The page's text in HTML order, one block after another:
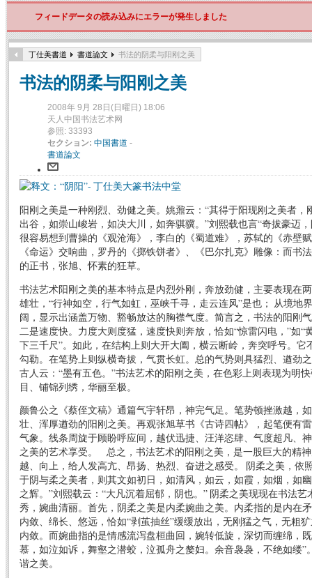
フィードデータの読み込みにエラーが発生しました
丁仕美書道 書道論文 书法的阴柔与阳刚之美
书法的阴柔与阳刚之美
2008年 9月 28日(日曜日) 18:06
天人中国书法艺术网
参照: 33393
セクション: 中国書道 -
書道論文
阳刚之美是一种刚烈、劲健之美。姚鼐云：“其得于阳现刚之美者
出谷，如崇山峻岩，如决大川，如奔骐骥。”刘熙载也言“奇拔豪迈
很容易想到曹操的《观沧海》，李白的《蜀道难》，苏轼的《赤壁
《命运》交响曲，罗丹的《掷铁饼者》、《巴尔扎克》雕像：而书
的正书，张旭、怀素的狂草。
书法艺术阳刚之美的基本特点是内烈外刚，奔放劲健，主要表现在
雄壮，“行神如空，行气如虹，巫峡千寻，走云连风”是也； 从境地
阔，显示出涵盖万物、豁畅放达的胸襟气度。简言之，书法的阳刚
二是速度快。力度大则度猛，速度快则奔放，恰如“惊雷闪电，”如“
下三千尺”。如此，在结构上则大开大阖，横云断岭，奔突呼号。它
勾勒。在笔势上则纵横奇拔，气贯长虹。总的气势则具猛烈、遒
古人云：“墨有五色。”书法艺术的阳刚之美，在色彩上则表现为明
目、铺锦列绣，华丽至极。
颜鲁公之《蔡侄文稿》通篇气宇轩昂，神完气足。笔势顿挫激越，
壮、浑厚遒劲的阳刚之美。再观张旭草书《古诗四帖》，起笔便有
气象。线条周旋于顾盼呼应间，越伏迅捷、汪洋恣肆、气度超凡、
之美的艺术享受。 总之，书法艺术的阳刚之美，是一股巨大的精
越、向上，给人发高亢、昂扬、热烈、奋进之感受。 阴柔之美，依
于阴与柔之美者，则其文如初日，如清风，如云，如霞，如烟，如
之辉。”刘熙载云：“大凡沉着屈郁，阴也。” 阴柔之美现现在书法
秀，婉曲清丽。首先，阴柔之美是内柔婉曲之美。内柔指的是内在
内敛、绵长、悠远，恰如“剥茧抽丝”缓缓放出，无刚猛之气，无粗
内敛。而婉曲指的是情感流泻盘桓曲回，婉转低旋，深切而缠绵，
慕，如泣如诉，舞壑之潜蛟，泣孤舟之嫠妇。余音袅袅，不绝如缕”
谐之美。